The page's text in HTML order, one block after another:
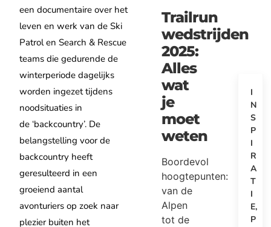
een documentaire over het
leven en werk van de Ski
Patrol en Search & Rescue
teams die gedurende de
winterperiode dagelijks
worden ingezet tijdens
noodsituaties in
de ‘backcountry’. De
belangstelling voor de
backcountry heeft
geresulteerd in een
groeiend aantal
avonturiers op zoek naar
plezier buiten het
Trailrun
wedstrijden
2025:
Alles
wat
je
moet
weten
Boordevol
hoogtepunten:
van de
Alpen
tot de
I
N
S
P
I
R
A
T
I
E,
P